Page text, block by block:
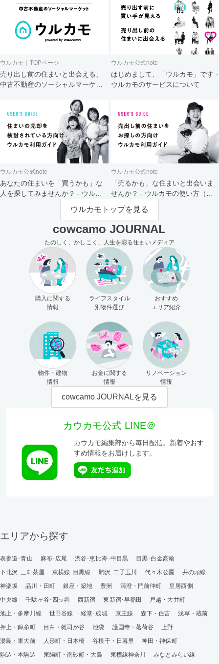
ウルカモ｜TOPページ
売り出し前の住まいと出会える、
中古不動産のソーシャルマーケッ
ウルカモ公式note
はじめまして、「ウルカモ」です -
ウルカモのサービスについて
ウルカモ公式note
あなたの住まいを「買うかも」な
人を探してみませんか？ - ウルカ
ウルカモ公式note
「売るかも」な住まいと出会いま
せんか？ - ウルカモの使い方（買
主さま向け）
ウルカモトップを見る
cowcamo JOURNAL
たのしく、かしこく、人生を彩る住まいメディア
購入に関する
情報
ライフスタイル
別物件選び
おすすめ
エリア紹介
物件・建物
情報
お金に関する
情報
リノベーション
情報
cowcamo JOURNALを見る
カウカモ公式 LINE＠
カウカモ編集部から毎日配信。新着やおす
すめ情報をお届けします。
エリアから探す
表参道･青山 麻布･広尾 渋谷･恵比寿･中目黒
目黒･白金高輪
下北沢･三軒茶屋
東横線･目黒線 駒沢･二子玉川 代々木公園
井の頭線
神楽坂
品川・田町 銀座・築地 豊洲 清澄・門前仲町
皇居西側
中央線
千駄ヶ谷･四ッ谷 西新宿 東新宿･早稲田
戸越・大井町
池上・多摩川線
世田谷線 経堂･成城 京王線 森下・住吉
浅草・蔵前
押上・錦糸町
目白・雑司が谷 池袋 護国寺・茗荷谷
上野
湯島・東大前
人形町・日本橋 谷根千・日暮里
神田・神保町
駒込・本駒込
東陽町・南砂町・大島 東横線神奈川
みなとみらい線